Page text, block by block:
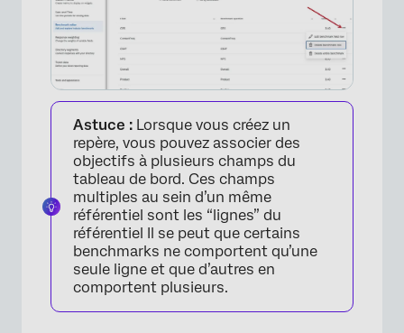
Astuce : Lorsque vous créez un
repère, vous pouvez associer des
objectifs à plusieurs champs du
tableau de bord. Ces champs
multiples au sein d’un même
référentiel sont les “lignes” du
référentiel Il se peut que certains
benchmarks ne comportent qu’une
seule ligne et que d’autres en
comportent plusieurs.